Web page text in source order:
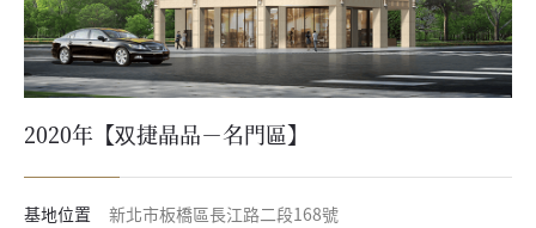
2020年【双捷晶品－名門區】
基地位置
新北市板橋區長江路二段168號